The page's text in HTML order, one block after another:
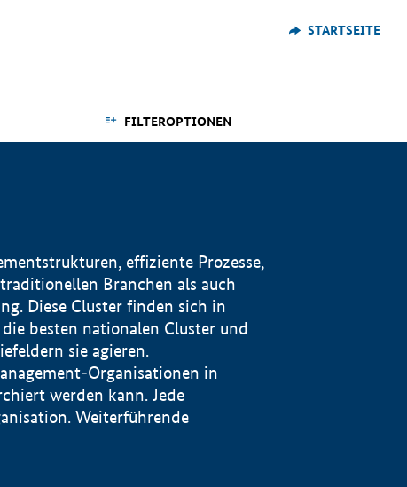
STARTSEITE
FILTEROPTIONEN
effiziente Prozesse,
Branchen als auch
Diese Cluster finden sich in
besten nationalen Cluster und
sie agieren.
Organisationen in
werden kann. Jede
Weiterführende